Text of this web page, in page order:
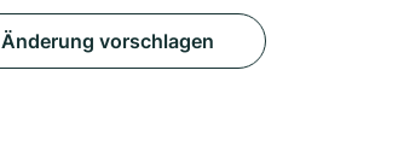
Änderung vorschlagen